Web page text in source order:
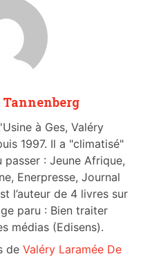
à Ges, Valéry
1997. Il a "climatisé"
passer : Jeune Afrique,
Enerpresse, Journal
l’auteur de 4 livres sur
paru : Bien traiter
médias (Edisens).
de Valéry Laramée De